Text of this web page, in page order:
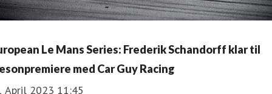
Le Mans Series: Frederik Schandorff klar til
med Car Guy Racing
April 2023 11:45